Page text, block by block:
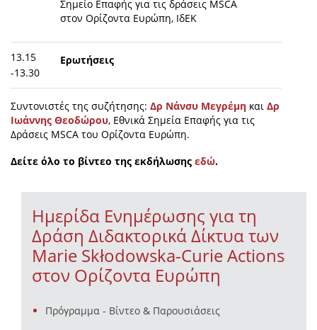
Σημείο Επαφής για τις δράσεις MSCA
στον Ορίζοντα Ευρώπη, ΙδΕΚ
13.15
-13.30
Ερωτήσεις
Συντονιστές της συζήτησης: Δρ Νάνσυ Μεγρέμη και Δρ
Ιωάννης Θεοδώρου, Εθνικά Σημεία Επαφής για τις
Δράσεις MSCA του Ορίζοντα Ευρώπη.
Δείτε όλο το βίντεο της εκδήλωσης εδώ.
Ημερίδα Ενημέρωσης για τη
Δράση Διδακτορικά Δίκτυα των
Marie Skłodowska-Curie Actions
στον Ορίζοντα Ευρώπη
Πρόγραμμα - Βίντεο & Παρουσιάσεις